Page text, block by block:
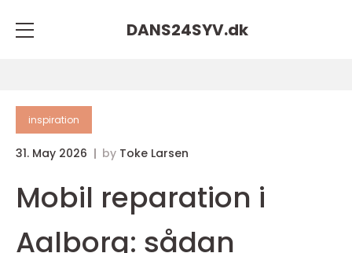
DANS24SYV.dk
inspiration
31. May 2026 by Toke Larsen
Mobil reparation i
Aalborg: sådan